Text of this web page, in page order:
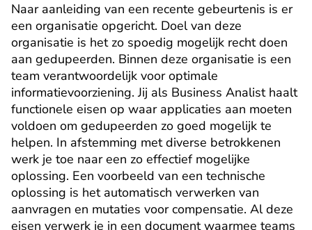
Naar aanleiding van een recente gebeurtenis is er
een organisatie opgericht. Doel van deze
organisatie is het zo spoedig mogelijk recht doen
aan gedupeerden. Binnen deze organisatie is een
team verantwoordelijk voor optimale
informatievoorziening. Jij als Business Analist haalt
functionele eisen op waar applicaties aan moeten
voldoen om gedupeerden zo goed mogelijk te
helpen. In afstemming met diverse betrokkenen
werk je toe naar een zo effectief mogelijke
oplossing. Een voorbeeld van een technische
oplossing is het automatisch verwerken van
aanvragen en mutaties voor compensatie. Al deze
eisen verwerk je in een document waarmee teams